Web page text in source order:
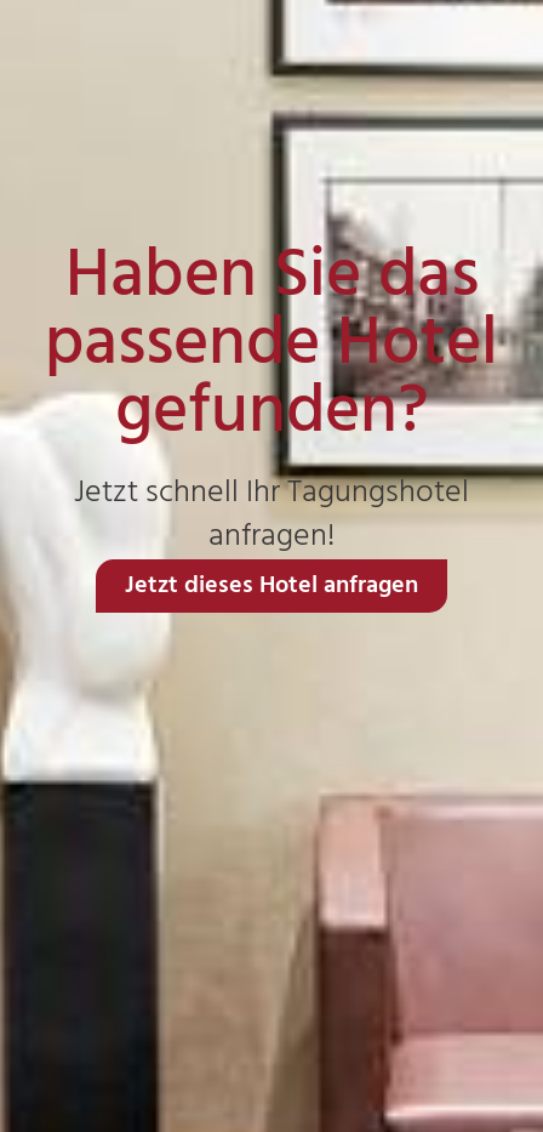
Haben Sie das
passende Hotel
gefunden?
Jetzt schnell Ihr Tagungshotel
anfragen!
Jetzt dieses Hotel anfragen